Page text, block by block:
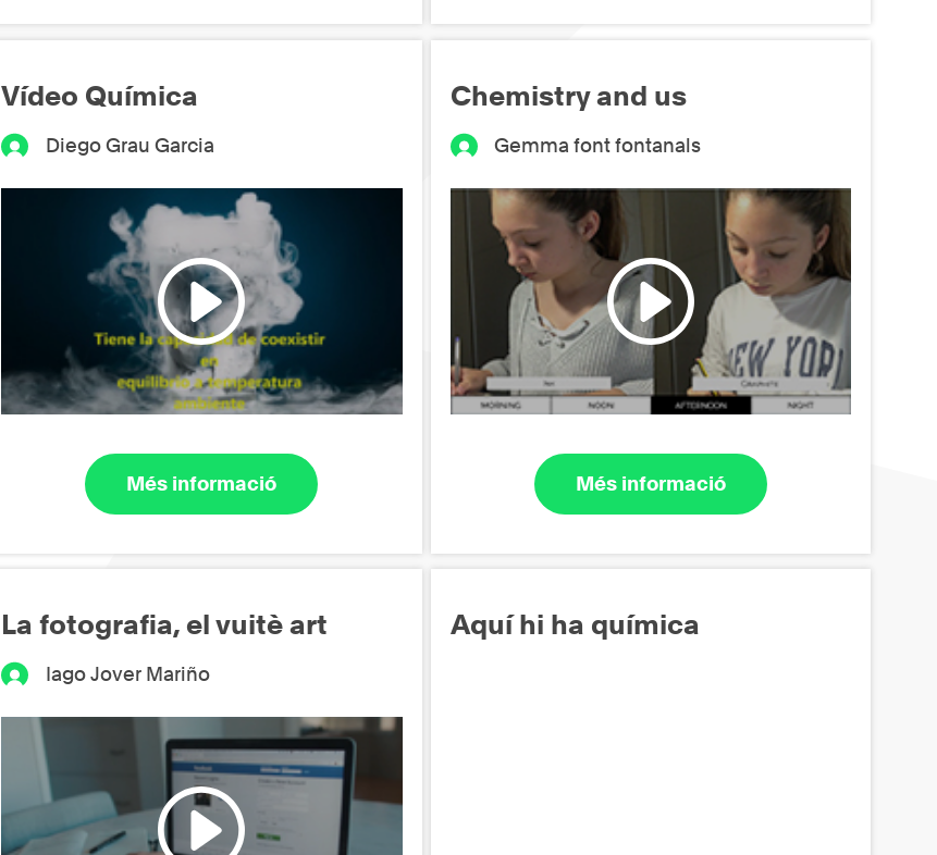
Vídeo Química
Diego Grau Garcia
Més informació
Chemistry and us
Gemma font fontanals
Més informació
La fotografia, el vuitè art
Iago Jover Mariño
Aquí hi ha química